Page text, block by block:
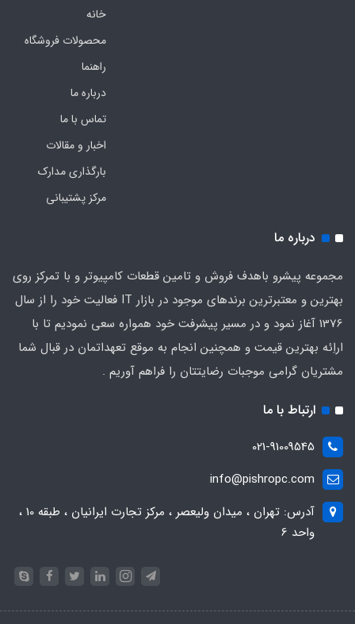
خانه
محصولات فروشگاه
راهنما
درباره ما
تماس با ما
اخبار و مقالات
بارگذاری مدارک
مرکز پشتیبانی
درباره ما
مجموعه پیشرو باهدف فروش و تامین قطعات کامپیوتر و با تمرکز روی
بهترین و معتبرترین برندهای موجود در بازار IT فعالیت خود را از سال
1376 آغاز نمود و در مسیر پیشرفت خود همواره سعی نمودیم تا با
اراِئه بهترین قیمت و همچنین انجام به موقع تعهداتمان در قبال شما
مشتریان گرامی موجبات رضایتتان را فراهم آوریم .
ارتباط با ما
021-91009545
info@pishropc.com
آدرس: تهران ، میدان ولیعصر ، مرکز تجارت ایرانیان ، طبقه 10 ،
واحد 6